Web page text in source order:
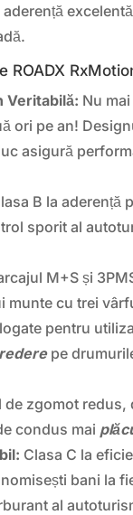
ROADX
Veritabilă: Nu
ori pe an!
asigură
B la aderență
sporit al
M+S și
munte cu trei
pentru
pe
de zgomot redus,
condus mai
Clasa C la
bani la
al